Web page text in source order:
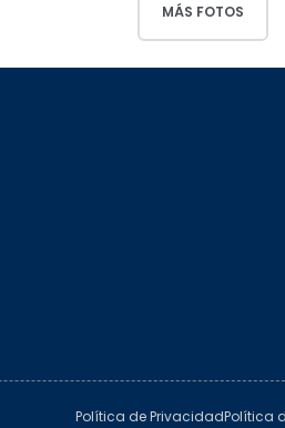
MÁS FOTOS
Política de PrivacidadPolítica